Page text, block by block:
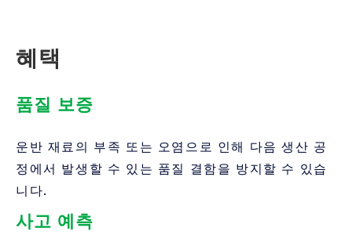
혜택
품질 보증
운반 재료의 부족 또는 오염으로 인해 다음 생산 공
정에서 발생할 수 있는 품질 결함을 방지할 수 있습
니다.
사고 예측